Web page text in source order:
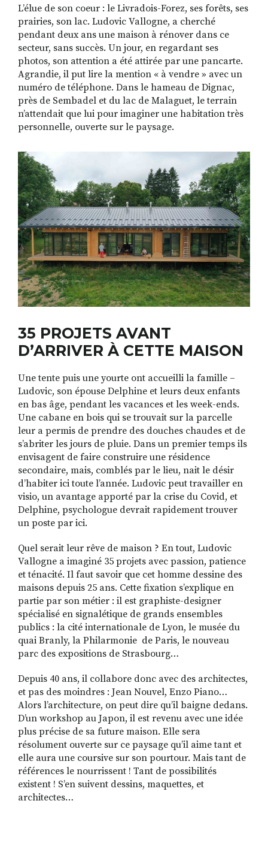
L’élue de son coeur : le Livradois-Forez, ses forêts, ses
prairies, son lac. Ludovic Vallogne, a cherché
pendant deux ans une maison à rénover dans ce
secteur, sans succès. Un jour, en regardant ses
photos, son attention a été attirée par une pancarte.
Agrandie, il put lire la mention « à vendre » avec un
numéro de téléphone. Dans le hameau de Dignac,
près de Sembadel et du lac de Malaguet, le terrain
n’attendait que lui pour imaginer une habitation très
personnelle, ouverte sur le paysage.
35 PROJETS AVANT
D’ARRIVER À CETTE MAISON
Une tente puis une yourte ont accueilli la famille –
Ludovic, son épouse Delphine et leurs deux enfants
en bas âge, pendant les vacances et les week-ends.
Une cabane en bois qui se trouvait sur la parcelle
leur a permis de prendre des douches chaudes et de
s’abriter les jours de pluie. Dans un premier temps ils
envisagent de faire construire une résidence
secondaire, mais, comblés par le lieu, nait le désir
d’habiter ici toute l’année. Ludovic peut travailler en
visio, un avantage apporté par la crise du Covid, et
Delphine, psychologue devrait rapidement trouver
un poste par ici.
Quel serait leur rêve de maison ? En tout, Ludovic
Vallogne a imaginé 35 projets avec passion, patience
et ténacité. Il faut savoir que cet homme dessine des
maisons depuis 25 ans. Cette fixation s’explique en
partie par son métier : il est graphiste-designer
spécialisé en signalétique de grands ensembles
publics : la cité internationale de Lyon, le musée du
quai Branly, la Philarmonie de Paris, le nouveau
parc des expositions de Strasbourg…
Depuis 40 ans, il collabore donc avec des architectes,
et pas des moindres : Jean Nouvel, Enzo Piano…
Alors l’architecture, on peut dire qu’il baigne dedans.
D’un workshop au Japon, il est revenu avec une idée
plus précise de sa future maison. Elle sera
résolument ouverte sur ce paysage qu’il aime tant et
elle aura une coursive sur son pourtour. Mais tant de
références le nourrissent ! Tant de possibilités
existent ! S’en suivent dessins, maquettes, et
architectes…